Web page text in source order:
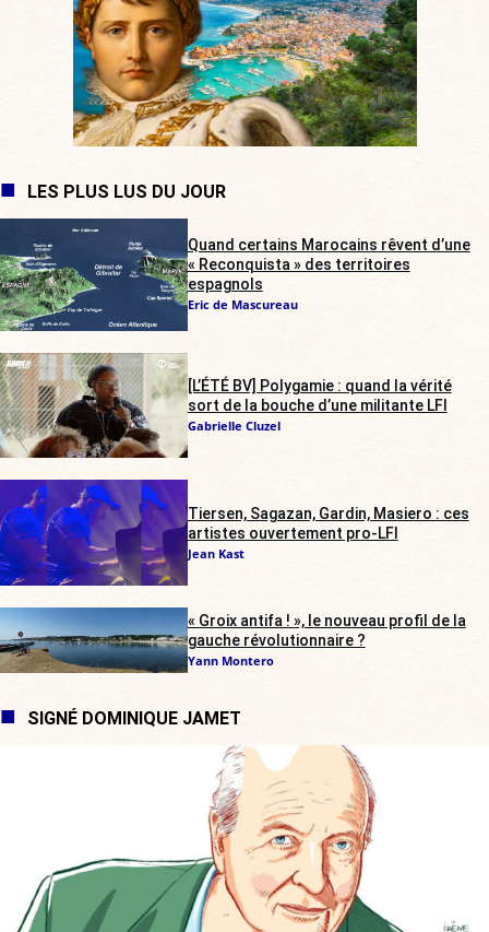
LES PLUS LUS DU JOUR
Quand certains Marocains rêvent d’une
« Reconquista » des territoires
espagnols
Eric de Mascureau
[L’ÉTÉ BV] Polygamie : quand la vérité
sort de la bouche d’une militante LFI
Gabrielle Cluzel
Tiersen, Sagazan, Gardin, Masiero : ces
artistes ouvertement pro-LFI
Jean Kast
« Groix antifa ! », le nouveau profil de la
gauche révolutionnaire ?
Yann Montero
SIGNÉ DOMINIQUE JAMET